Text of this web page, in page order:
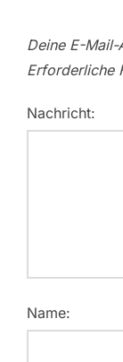
Deine E-
Erforderliche
Nachricht:
Name: